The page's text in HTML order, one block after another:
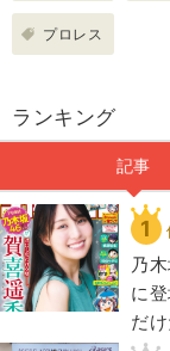
プロレス
ランキング
記事
1
乃
に
だけ